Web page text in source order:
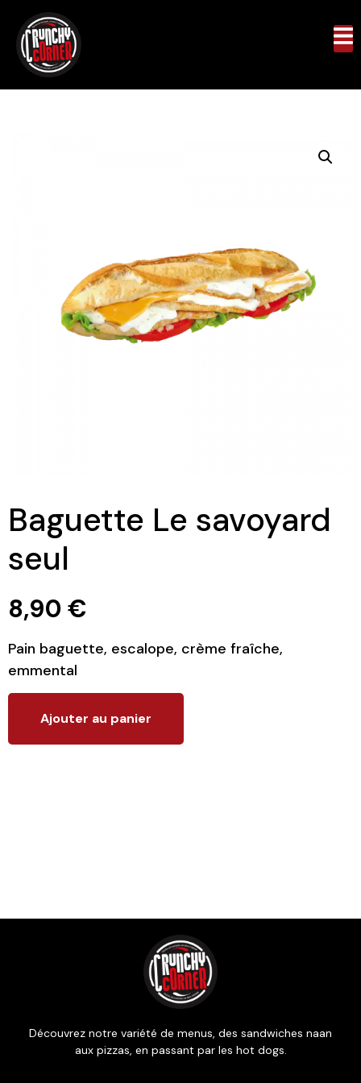
Baguette Le savoyard
seul
8,90 €
Pain baguette, escalope, crème fraîche,
emmental
Ajouter au panier
Découvrez notre variété de menus, des sandwiches naan
aux pizzas, en passant par les hot dogs.